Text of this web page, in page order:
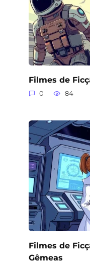
Filmes de
0 84
Filmes de
Gêmeas